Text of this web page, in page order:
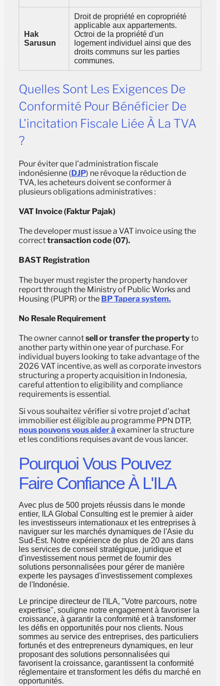
Hak
Sarusun
Droit de propriété en copropriété
applicable aux appartements.
Octroi de la propriété d'un
logement individuel ainsi que des
droits communs sur les parties
communes.
Quelles Sont Les Exigences De
Conformité Pour Bénéficier De
L'incitation Fiscale Liée À La TVA
?
Pour éviter que l'administration fiscale
indonésienne (DJP) ne révoque la réduction de
TVA, les acheteurs doivent se conformer à
plusieurs obligations administratives :
VAT Invoice (Faktur Pajak)
The developer must issue a VAT invoice using the
correcttransaction code (07).
BAST Registration
The buyer must register the property handover
report through the Ministry of Public Works and
Housing (PUPR) or the BP Tapera system.
No Resale Requirement
The owner cannotsell or transfer the propertyto
another party within one year of purchase. For
individual buyers looking to take advantage of the
2026 VAT incentive, as well as corporate investors
structuring a property acquisition in Indonesia,
careful attention to eligibility and compliance
requirements is essential.
Si vous souhaitez vérifier si votre projet d'achat
immobilier est éligible au programme PPN DTP,
nous pouvons vous aider à examiner la structure
et les conditions requises avant de vous lancer.
Pourquoi Vous Pouvez
Faire Confiance À L'ILA
Avec plus de 500 projets réussis dans le monde
entier, ILA Global Consulting est le premier à aider
les investisseurs internationaux et les entreprises à
naviguer sur les marchés dynamiques de l'Asie du
Sud-Est. Notre expérience de plus de 20 ans dans
les services de conseil stratégique, juridique et
d'investissement nous permet de fournir des
solutions personnalisées pour gérer de manière
experte les paysages d'investissement complexes
de l'Indonésie.
Le principe directeur de l'ILA, "Votre parcours, notre
expertise", souligne notre engagement à favoriser la
croissance, à garantir la conformité et à transformer
les défis en opportunités pour nos clients. Nous
sommes au service des entreprises, des particuliers
fortunés et des entrepreneurs dynamiques, en leur
proposant des solutions personnalisées qui
favorisent la croissance, garantissent la conformité
réglementaire et transforment les défis du marché en
opportunités.